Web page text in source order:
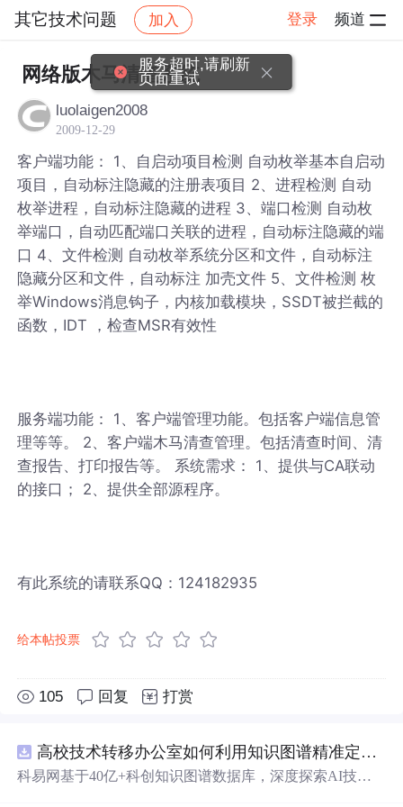
其它技术问题 加入 登录 频道
社区 其它技术问题 帖子详情
网络版木马清查系统
luolaigen2008
2009-12-29
客户端功能： 1、自启动项目检测 自动枚举基本自启动
项目，自动标注隐藏的注册表项目 2、进程检测 自动
枚举进程，自动标注隐藏的进程 3、端口检测 自动枚
举端口，自动匹配端口关联的进程，自动标注隐藏的端
口 4、文件检测 自动枚举系统分区和文件，自动标注
隐藏分区和文件，自动标注 加壳文件 5、文件检测 枚
举Windows消息钩子，内核加载模块，SSDT被拦截的
函数，IDT ，检查MSR有效性
服务端功能： 1、客户端管理功能。包括客户端信息管
理等等。 2、客户端木马清查管理。包括清查时间、清
查报告、打印报告等。 系统需求： 1、提供与CA联动
的接口； 2、提供全部源程序。
有此系统的请联系QQ：124182935
给本帖投票
105 回复 打赏
高校技术转移办公室如何利用知识图谱精准定位产业需求与技术适配点？.docx
科易网基于40亿+科创知识图谱数据库，深度探索AI技术
服务超时,请刷新
页面重试